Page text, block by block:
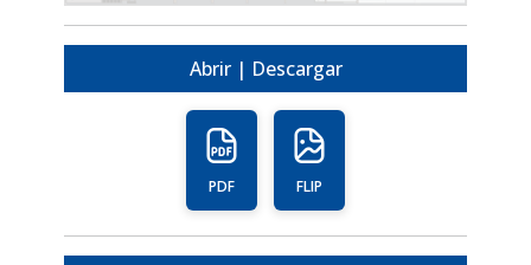
Abrir | Descargar
PDF FLIP